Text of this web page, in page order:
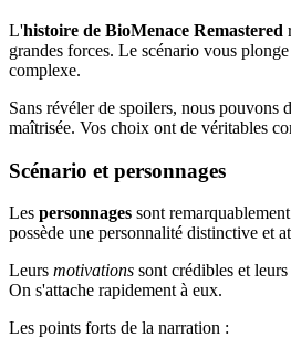
L'histoire de BioMenace Remastered
grandes forces. Le scénario vous
complexe.
Sans révéler de spoilers, nous pouvons
maîtrisée. Vos choix ont de véritables
Scénario et personnages
Les personnages sont
possède une personnalité distinctive et
Leurs motivations sont crédibles et
On s'attache rapidement à eux.
Les points forts de la narration :